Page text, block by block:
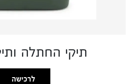
תיקי החתלה
לרכישה